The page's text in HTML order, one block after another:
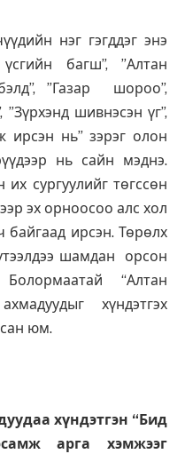
нэг гэгддэг энэ
багш”, ”Алтан
”Газар шороо”,
”Зүрхэнд шивнэсэн үг”,
ирсэн нь” зэрэг олон
нь сайн мэднэ.
сургуулийг төгссөн
эх орноосоо алс хол
ирсэн. Төрөлх
шамдан орсон
“Алтан
хүндэтгэх
юм.
хүндэтгэн “Бид
арга хэмжээг